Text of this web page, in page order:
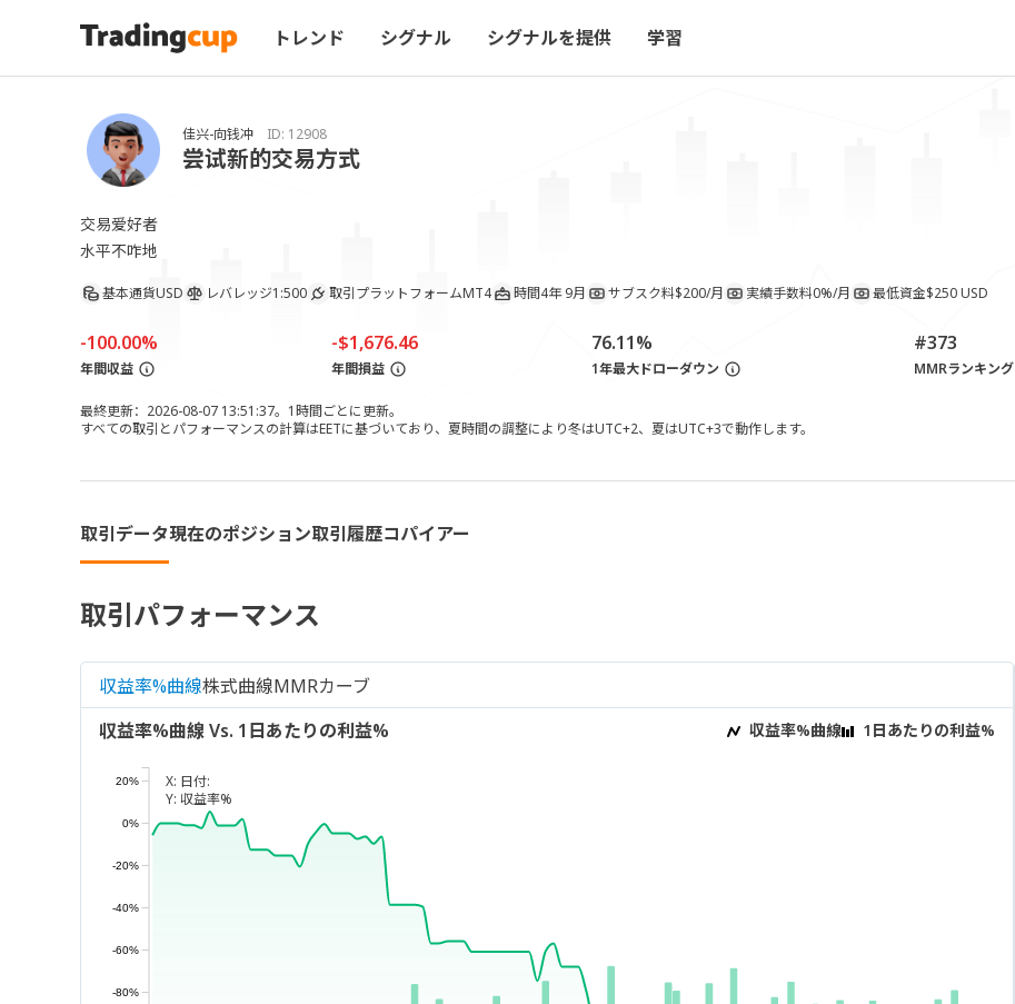
トレンド シグナル シグナルを提供 学習
佳兴-向钱冲 ID: 12908
尝试新的交易方式
交易爱好者
水平不咋地
基本通貨USD レバレッジ1:500 取引プラットフォームMT4 時間4年 9月 サブスク料$200/月 実績手数料0%/月 最低資金$250 USD
-100.00%
年間収益
-$1,676.46
年間損益
76.11%
1年最大ドローダウン
#373
MMRランキング
最終更新：2026-08-07 13:51:37。1時間ごとに更新。
すべての取引とパフォーマンスの計算はEETに基づいており、夏時間の調整により冬はUTC+2、夏はUTC+3で動作します。
取引データ現在のポジション取引履歴コパイアー
取引パフォーマンス
収益率%曲線株式曲線MMRカーブ
収益率%曲線 Vs. 1日あたりの利益%
収益率%曲線 1日あたりの利益%
X: 日付:
Y: 収益率%
-80%
-60%
-40%
-20%
0%
20%